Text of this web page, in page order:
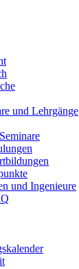
und Lehrgänge
und Ingenieure